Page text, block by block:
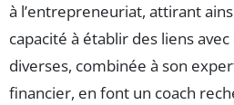
à l’entrepreneuriat, attirant
capacité à établir des liens
diverses, combinée à son
financier, en font un coach